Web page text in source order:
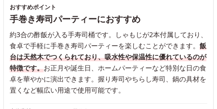
おすすめポイント
手巻き寿司パーティーにおすすめ
約3合の酢飯が入る手寿司桶です。しゃもじが2本付属しており、
食卓で手軽に手巻き寿司パーティーを楽しむことができます。 飯
台は天然木でつくられており、吸水性や保温性に優れているのが
特徴です。お正月や誕生日、ホームパーティーなど特別な日の食
卓を華やかに演出できます。握り寿司やちらし寿司、鍋の具材を
置くなど幅広い用途で使用可能です。